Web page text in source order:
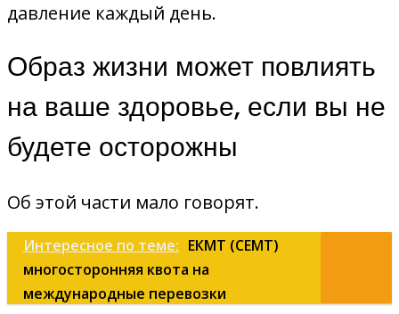
давление каждый день.
Образ жизни может повлиять
на ваше здоровье, если вы не
будете осторожны
Об этой части мало говорят.
Интересное по теме: ЕКМТ (CEMT)
многосторонняя квота на
международные перевозки